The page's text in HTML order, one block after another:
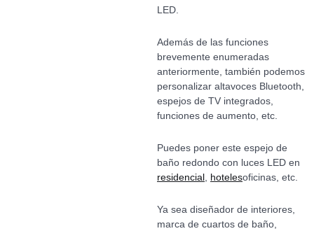
LED.
Además de las funciones
brevemente enumeradas
anteriormente, también podemos
personalizar altavoces Bluetooth,
espejos de TV integrados,
funciones de aumento, etc.
Puedes poner este espejo de
baño redondo con luces LED en
residencial, hotelesoficinas, etc.
Ya sea diseñador de interiores,
marca de cuartos de baño,